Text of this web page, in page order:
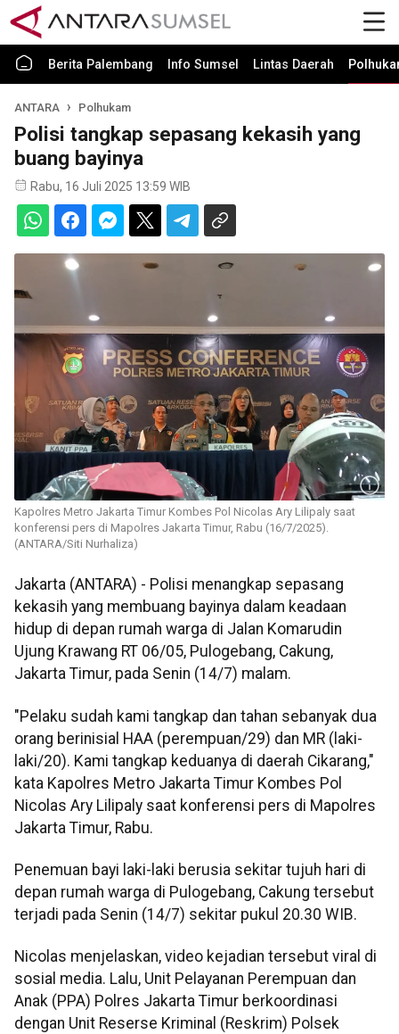
Berita Palembang Info Sumsel Lintas Daerah
ANTARA Polhukam
Polisi tangkap sepasang kekasih yang
buang bayinya
Rabu, 16 Juli 2025 13:59 WIB
Kapolres Metro Jakarta Timur Kombes Pol Nicolas Ary Lilipaly saat
konferensi pers di Mapolres Jakarta Timur, Rabu (16/7/2025).
(ANTARA/Siti Nurhaliza)
Jakarta (ANTARA) - Polisi menangkap sepasang
kekasih yang membuang bayinya dalam keadaan
hidup di depan rumah warga di Jalan Komarudin
Ujung Krawang RT 06/05, Pulogebang, Cakung,
Jakarta Timur, pada Senin (14/7) malam.
"Pelaku sudah kami tangkap dan tahan sebanyak dua
orang berinisial HAA (perempuan/29) dan MR (laki-
laki/20). Kami tangkap keduanya di daerah Cikarang,"
kata Kapolres Metro Jakarta Timur Kombes Pol
Nicolas Ary Lilipaly saat konferensi pers di Mapolres
Jakarta Timur, Rabu.
Penemuan bayi laki-laki berusia sekitar tujuh hari di
depan rumah warga di Pulogebang, Cakung tersebut
terjadi pada Senin (14/7) sekitar pukul 20.30 WIB.
Nicolas menjelaskan, video kejadian tersebut viral di
sosial media. Lalu, Unit Pelayanan Perempuan dan
Anak (PPA) Polres Jakarta Timur berkoordinasi
dengan Unit Reserse Kriminal (Reskrim) Polsek